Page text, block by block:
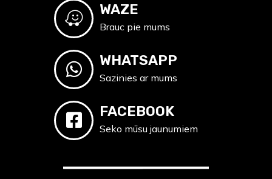
WAZE
Brauc pie mums
WHATSAPP
Sazinies ar mums
FACEBOOK
Seko mūsu jaunumiem